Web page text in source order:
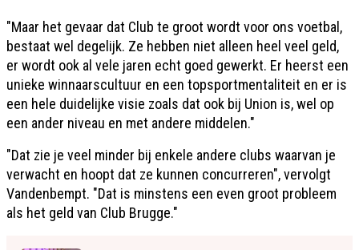
"Maar het gevaar dat Club te groot wordt voor ons voetbal,
bestaat wel degelijk. Ze hebben niet alleen heel veel geld,
er wordt ook al vele jaren echt goed gewerkt. Er heerst een
unieke winnaarscultuur en een topsportmentaliteit en er is
een hele duidelijke visie zoals dat ook bij Union is, wel op
een ander niveau en met andere middelen."
"Dat zie je veel minder bij enkele andere clubs waarvan je
verwacht en hoopt dat ze kunnen concurreren", vervolgt
Vandenbempt. "Dat is minstens een even groot probleem
als het geld van Club Brugge."